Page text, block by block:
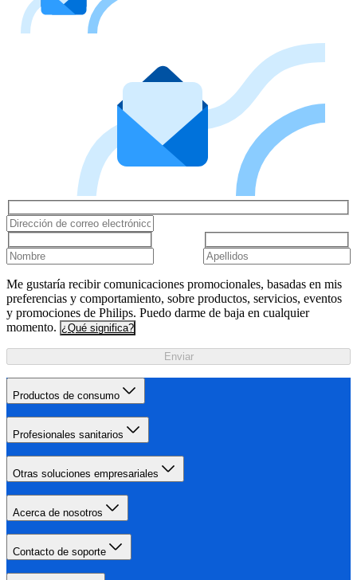
Me gustaría recibir comunicaciones promocionales, basadas en mis
preferencias y comportamiento, sobre productos, servicios, eventos
y promociones de Philips. Puedo darme de baja en cualquier
momento. ¿Qué significa?
Enviar
Productos de consumo
Profesionales sanitarios
Otras soluciones empresariales
Acerca de nosotros
Contacto de soporte